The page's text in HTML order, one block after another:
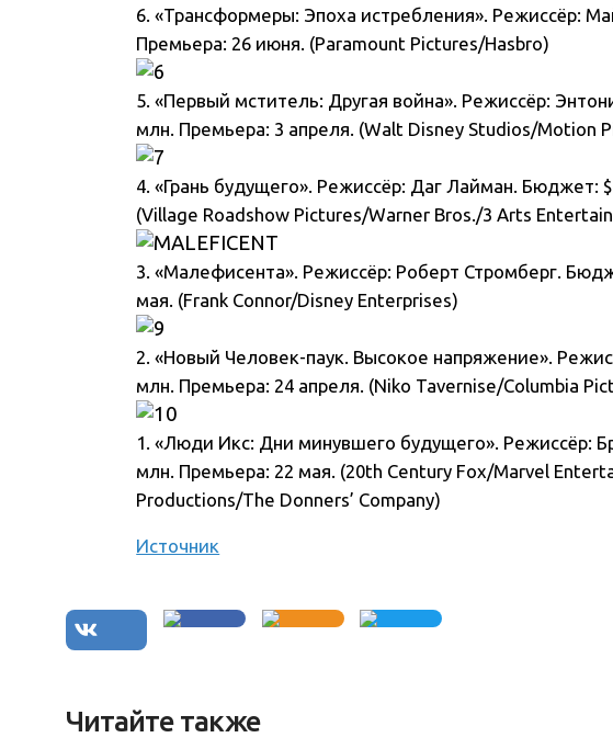
6. «Трансформеры: Эпоха истребления». Режиссёр:
Премьера: 26 июня. (Paramount Pictures/Hasbro)
5. «Первый мститель: Другая война». Режиссёр:
млн. Премьера: 3 апреля. (Walt Disney Studios/Motion
4. «Грань будущего». Режиссёр: Даг Лайман. Бюджет:
(Village Roadshow Pictures/Warner Bros./3 Arts
3. «Малефисента». Режиссёр: Роберт Стромберг.
мая. (Frank Connor/Disney Enterprises)
2. «Новый Человек-паук. Высокое напряжение».
млн. Премьера: 24 апреля. (Niko Tavernise/Columbia
1. «Люди Икс: Дни минувшего будущего». Режиссёр:
млн. Премьера: 22 мая. (20th Century Fox/Marvel
Productions/The Donners’ Company)
Источник
Читайте также